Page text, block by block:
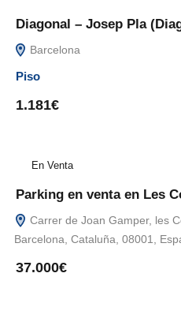
Diagonal – Josep Pla
Barcelona
Piso
1.181€
En Venta
Parking en venta en Les
Carrer de Joan Gamper, les
Barcelona, Cataluña, 08001,
37.000€